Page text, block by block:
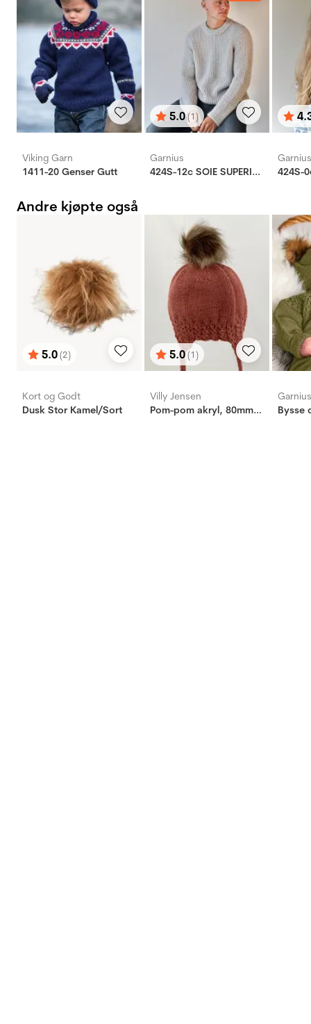
Viking Garn
1411-20 Genser Gutt
Karakter:
5.0(1)
av 5 mulige
Garnius
424S-12c SOIE SUPERIOR herre
av 5
Garnius
424S-
Andre kjøpte også
Karakter:
5.0(2)
av 5 mulige
Kort og Godt
Dusk Stor Kamel/Sort
Karakter:
5.0(1)
av 5 mulige
Villy Jensen
Pom-pom akryl, 80mm natur
Garnius